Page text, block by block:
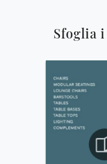
Sfoglia